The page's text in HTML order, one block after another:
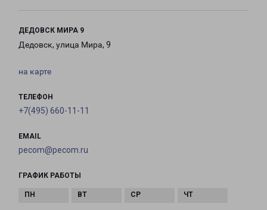
ДЕДОВСК МИРА 9
Дедовск, улица Мира, 9
на карте
ТЕЛЕФОН
+7(495) 660-11-11
EMAIL
pecom@pecom.ru
ГРАФИК РАБОТЫ